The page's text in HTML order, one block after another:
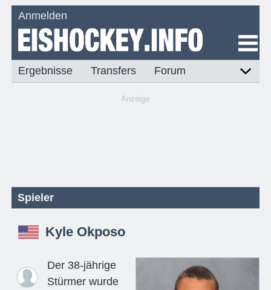
Anmelden
Ergebnisse Transfers Forum
Anzeige
Spieler
Kyle Okposo
Der 38-jährige
Stürmer wurde